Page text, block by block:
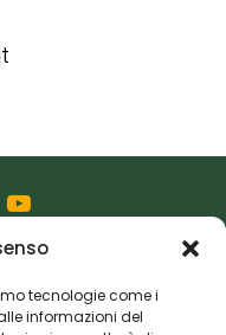
tecnologie come i
informazioni del